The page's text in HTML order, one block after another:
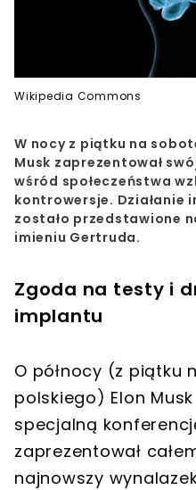
Wikipedia Commons
W nocy z piątku na
Musk zaprezentował
wśród społeczeństwa
kontrowersje. Działanie
zostało przedstawione
imieniu Gertruda.
Zgoda na testy i
implantu
O północy (z piątku
polskiego) Elon
specjalną
zaprezentował
najnowszy